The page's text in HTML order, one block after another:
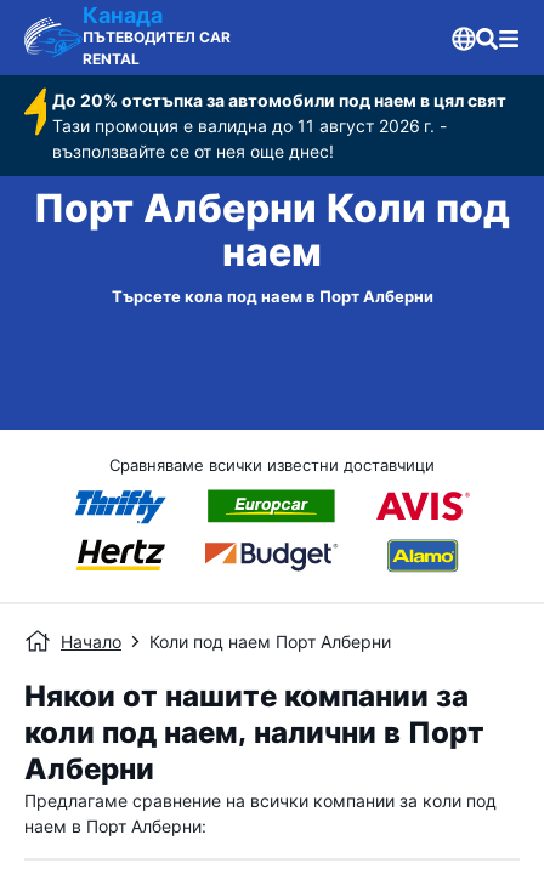
Канада
ПЪТЕВОДИТЕЛ CAR
RENTAL
До 20% отстъпка за автомобили под наем в цял свят
Тази промоция е валидна до 11 август 2026 г. -
възползвайте се от нея още днес!
Порт Алберни Коли под
наем
Търсете кола под наем в Порт Алберни
Сравняваме всички известни доставчици
Начало Коли под наем Порт Алберни
Някои от нашите компании за
коли под наем, налични в Порт
Алберни
Предлагаме сравнение на всички компании за коли под
наем в Порт Алберни: